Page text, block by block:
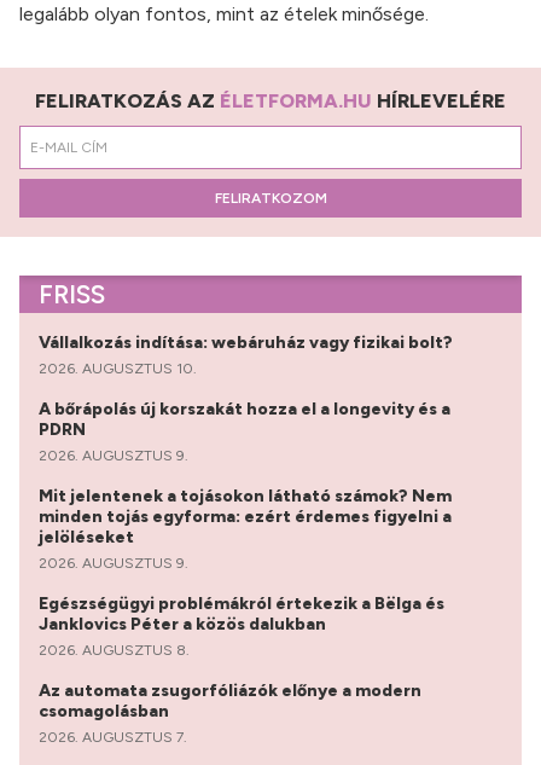
legalább olyan fontos, mint az ételek minősége.
FELIRATKOZÁS AZ ÉLETFORMA.HU HÍRLEVELÉRE
FELIRATKOZOM
FRISS
Vállalkozás indítása: webáruház vagy fizikai bolt?
2026. AUGUSZTUS 10.
A bőrápolás új korszakát hozza el a longevity és a
PDRN
2026. AUGUSZTUS 9.
Mit jelentenek a tojásokon látható számok? Nem
minden tojás egyforma: ezért érdemes figyelni a
jelöléseket
2026. AUGUSZTUS 9.
Egészségügyi problémákról értekezik a Bëlga és
Janklovics Péter a közös dalukban
2026. AUGUSZTUS 8.
Az automata zsugorfóliázók előnye a modern
csomagolásban
2026. AUGUSZTUS 7.